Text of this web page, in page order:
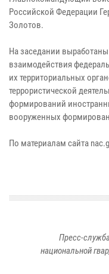
Российской Федерации
Золотов.
На заседании
взаимодействия
их территориальных
террористической
формирований
вооруженных
По материалам сайта
Пресс-
национальной